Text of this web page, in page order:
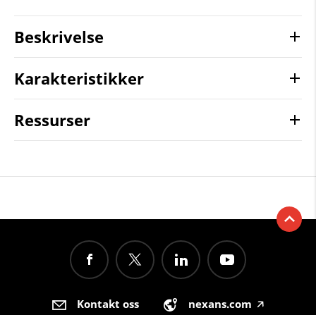
Beskrivelse
Karakteristikker
Ressurser
Kontakt oss nexans.com 🡥